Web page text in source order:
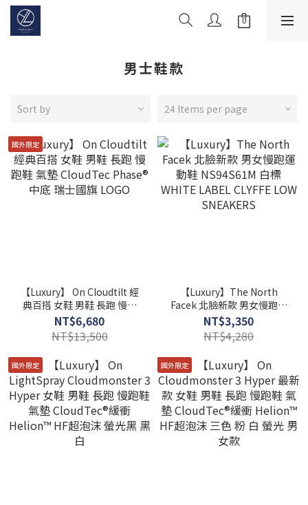
男士鞋款
Sort by 24 Items per page
國外限定
【Luxury】 On Cloudtilt 經
典百搭 女鞋 男鞋 長跑 慢跑
鞋 氣墊 CloudTec Phase®
中底 瑞士國旗 LOGO
NT$6,680
NT$13,500
【Luxury】The North
Facek 北臉新款 男女慢跑運
動鞋 NS94S61M 白標
WHITE LABEL CLYFFE LOW
SNEAKERS
NT$3,350
NT$4,280
國外限定 國外限定